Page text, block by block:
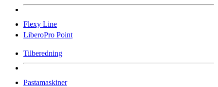
Flexy Line
LiberoPro Point
Tilberedning
Pastamaskiner